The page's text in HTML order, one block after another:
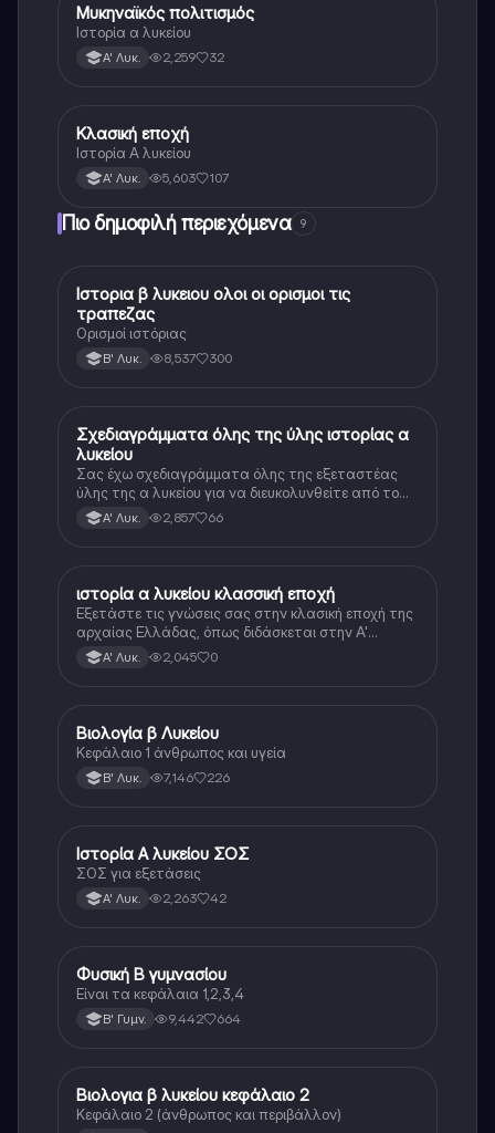
Ιστορία
Μυκηναϊκός πολιτισμός
Ιστορία α λυκείου
Α' Λυκ. 2,259 32
Ιστορία
Κλασική εποχή
Ιστορία Α λυκείου
Α' Λυκ. 5,603 107
Πιο δημοφιλή περιεχόμενα 9
Ιστορία
Ιστορια β λυκειου ολοι οι ορισμοι τις
τραπεζας
Ορισμοί ιστόριας
Β' Λυκ. 8,537 300
Ιστορία
Σχεδιαγράμματα όλης της ύλης ιστορίας α
λυκείου
Σας έχω σχεδιαγράμματα όλης της εξεταστέας
ύλης της α λυκείου για να διευκολυνθείτε από το
τεράστιο βάρος του βιβλίου
Α' Λυκ. 2,857 66
Ιστορία
ιστορία α λυκείου κλασσική εποχή
Εξετάστε τις γνώσεις σας στην κλασική εποχή της
αρχαίας Ελλάδας, όπως διδάσκεται στην Α'
Λυκείου.Α' Λυκ. 2,045 0
Βιολογία
Βιολογία β Λυκείου
Κεφάλαιο 1 άνθρωπος και υγεία
Β' Λυκ. 7,146 226
Ιστορία
Ιστορία Α λυκείου ΣΟΣ
ΣΟΣ για εξετάσεις
Α' Λυκ. 2,263 42
Φυσική
Φυσική Β γυμνασίου
Είναι τα κεφάλαια 1,2,3,4
Β' Γυμν. 9,442 664
Βιολογία
Βιολογια β λυκείου κεφάλαιο 2
Κεφάλαιο 2 (άνθρωπος και περιβάλλον)